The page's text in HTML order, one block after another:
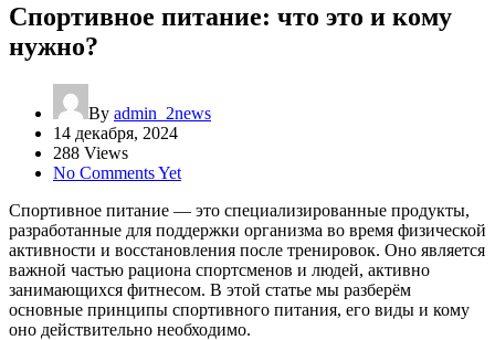
Спортивное питание: что это и кому
нужно?
By admin_2news
14 декабря, 2024
288 Views
No Comments Yet
Спортивное питание — это специализированные продукты,
разработанные для поддержки организма во время физической
активности и восстановления после тренировок. Оно является
важной частью рациона спортсменов и людей, активно
занимающихся фитнесом. В этой статье мы разберём
основные принципы спортивного питания, его виды и кому
оно действительно необходимо.